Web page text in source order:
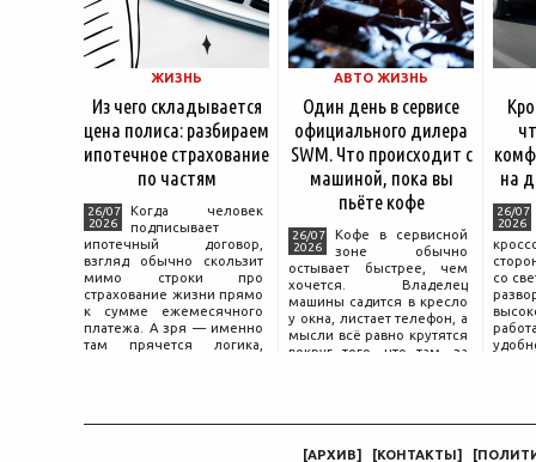
ЖИЗНЬ
Из чего складывается
цена полиса: разбираем
ипотечное страхование
по частям
26/07
2026
Когда человек
подписывает
ипотечный договор,
взгляд обычно скользит
мимо строки про
страхование жизни прямо
к сумме ежемесячного
платежа. А зря — именно
там прячется логика,
АВТО ЖИЗНЬ
Один день в сервисе
официального дилера
SWM. Что происходит с
машиной, пока вы
пьёте кофе
26/07
2026
Кофе в сервисной
зоне обычно
остывает быстрее, чем
хочется. Владелец
машины садится в кресло
у окна, листает телефон, а
мысли всё равно крутятся
вокруг того, что там, за
на
26/07
2026
со
[АРХИВ] [КОНТАКТЫ] [